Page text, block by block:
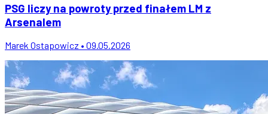
PSG liczy na powroty przed finałem LM z
Arsenalem
Marek Ostapowicz • 09.05.2026